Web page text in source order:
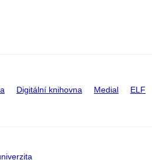
Digitální knihovna Medial ELF